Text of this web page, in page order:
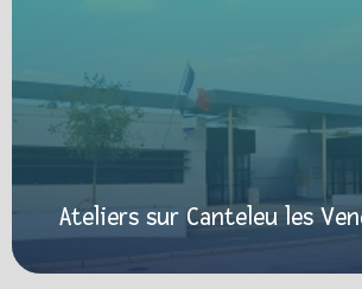
Ateliers sur Canteleu les